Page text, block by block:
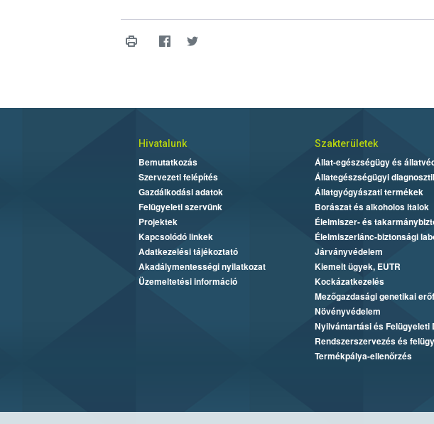
Hivatalunk
Bemutatkozás
Szervezeti felépítés
Gazdálkodási adatok
Felügyeleti szervünk
Projektek
Kapcsolódó linkek
Adatkezelési tájékoztató
Akadálymentességi nyilatkozat
Üzemeltetési információ
Szakterületek
Állat-egészségügy és
Állategészségügyi
Állatgyógyászati termékek
Borászat és alkoholos italok
Élelmiszer- és
Élelmiszerlánc-biztonsági
Járványvédelem
Kiemelt ügyek, EUTR
Kockázatkezelés
Mezőgazdasági genetikai
Növényvédelem
Nyilvántartási és Felügyeleti
Rendszerszervezés és
Termékpálya-ellenőrzés